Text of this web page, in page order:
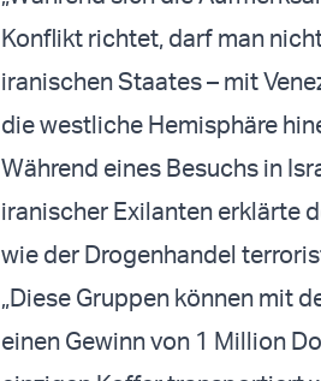
Konflikt richtet, darf man
iranischen Staates – mit
die westliche Hemisphäre
Während eines Besuchs in
iranischer Exilanten erklärte
wie der Drogenhandel
„Diese Gruppen können mit
einen Gewinn von 1 Million